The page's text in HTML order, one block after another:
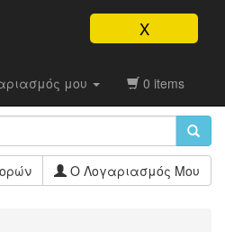
X
μου 0 items
Ο Λογαριασμός Μου